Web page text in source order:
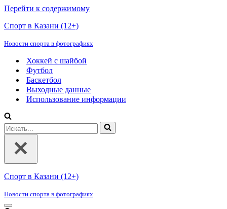
Перейти к содержимому
Спорт в Казани (12+)
Новости спорта в фотографиях
Хоккей с шайбой
Футбол
Баскетбол
Выходные данные
Использование информации
Искать...
Спорт в Казани (12+)
Новости спорта в фотографиях